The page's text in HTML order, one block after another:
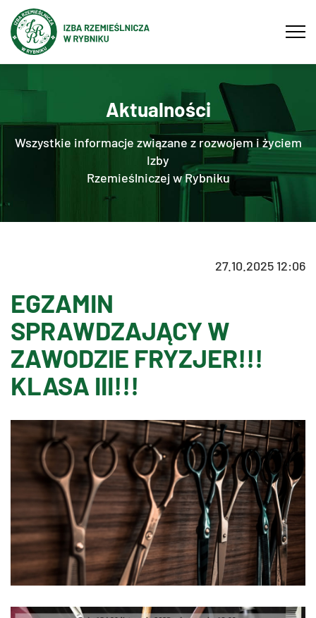
Aktualności
Wszystkie informacje związane z rozwojem i życiem
Izby
Rzemieślniczej w Rybniku
27.10.2025 12:06
EGZAMIN
SPRAWDZAJĄCY W
ZAWODZIE FRYZJER!!!
KLASA III!!!